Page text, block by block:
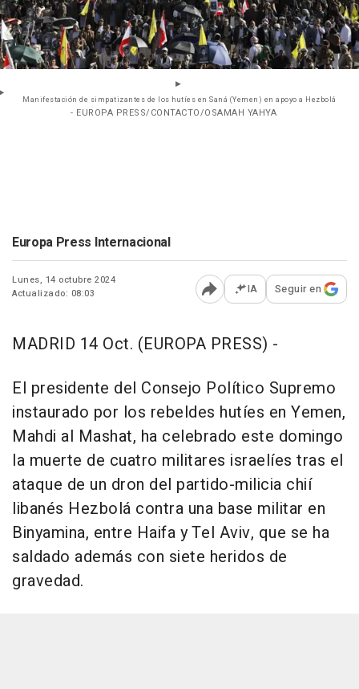
Manifestación de simpatizantes de los hutíes en Saná (Yemen) en apoyo a Hezbolá
- EUROPA PRESS/CONTACTO/OSAMAH YAHYA
Europa Press Internacional
Lunes, 14 octubre 2024
Actualizado: 08:03
Abrir opciones para
IA Seguir en
MADRID 14 Oct. (EUROPA PRESS) -
El presidente del Consejo Político Supremo
instaurado por los rebeldes hutíes en Yemen,
Mahdi al Mashat, ha celebrado este domingo
la muerte de cuatro militares israelíes tras el
ataque de un dron del partido-milicia chií
libanés Hezbolá contra una base militar en
Binyamina, entre Haifa y Tel Aviv, que se ha
saldado además con siete heridos de
gravedad.